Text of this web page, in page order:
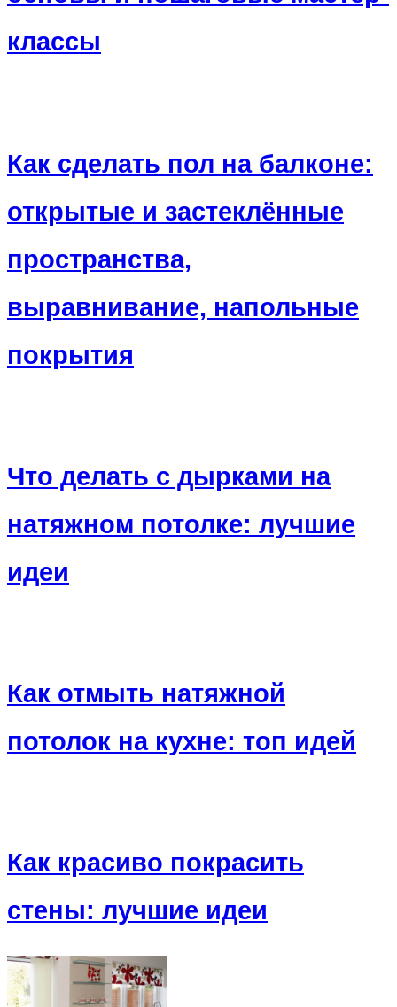
классы
Как сделать пол на балконе:
открытые и застеклённые
пространства,
выравнивание, напольные
покрытия
Что делать с дырками на
натяжном потолке: лучшие
идеи
Как отмыть натяжной
потолок на кухне: топ идей
Как красиво покрасить
стены: лучшие идеи